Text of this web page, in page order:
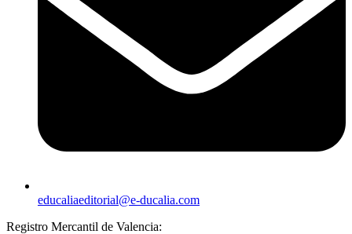
educaliaeditorial@e-ducalia.com
Registro Mercantil de Valencia: